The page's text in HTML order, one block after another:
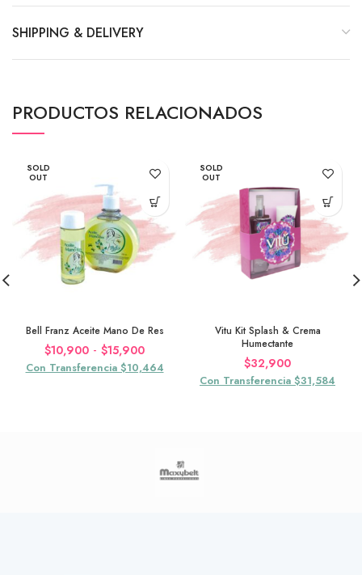
SHIPPING & DELIVERY
PRODUCTOS RELACIONADOS
SOLD
OUT
Bell Franz Aceite Mano De Res
$10,900 - $15,900Rango
de
Con Transferencia $10,464
SOLD
OUT
Vitu Kit Splash & Crema
Humectante
$32,900
Con Transferencia $31,584